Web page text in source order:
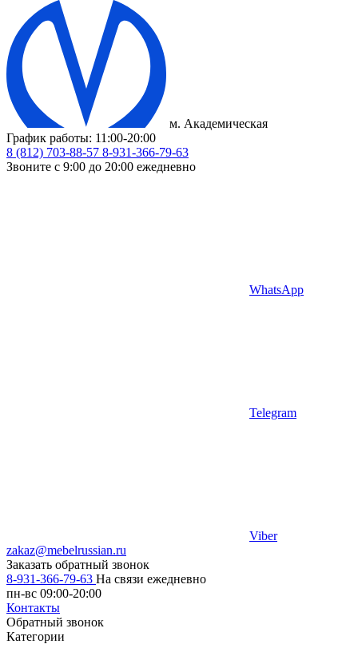
м. Академическая
График работы: 11:00-20:00
8 (812) 703-88-57 8-931-366-79-63
Звоните с 9:00 до 20:00 ежедневно
WhatsApp
Telegram
Viber
zakaz@mebelrussian.ru
Заказать обратный звонок
8-931-366-79-63 На связи ежедневно
пн-вс 09:00-20:00
Контакты
Обратный звонок
Категории